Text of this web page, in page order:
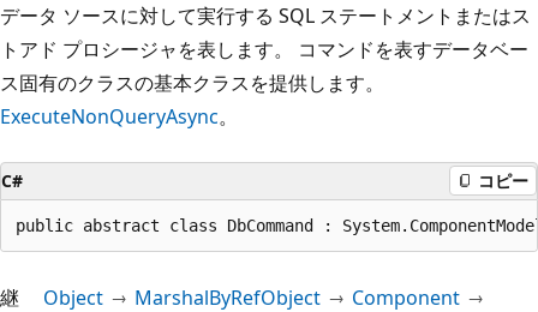
データ ソースに対して実行する SQL ステートメントまたはス
トアド プロシージャを表します。 コマンドを表すデータベー
ス固有のクラスの基本クラスを提供します。
ExecuteNonQueryAsync。
C# コピー
public abstract class DbCommand :
継
Object MarshalByRefObject
Component